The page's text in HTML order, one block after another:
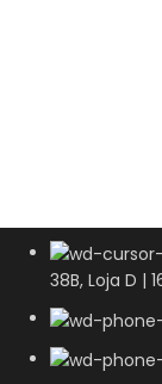
38B, Loja D |